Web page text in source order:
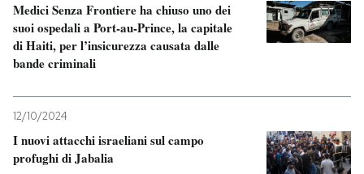
Medici Senza Frontiere ha chiuso uno dei
suoi ospedali a Port-au-Prince, la capitale
di Haiti, per l’insicurezza causata dalle
bande criminali
12/10/2024
I nuovi attacchi israeliani sul campo
profughi di Jabalia